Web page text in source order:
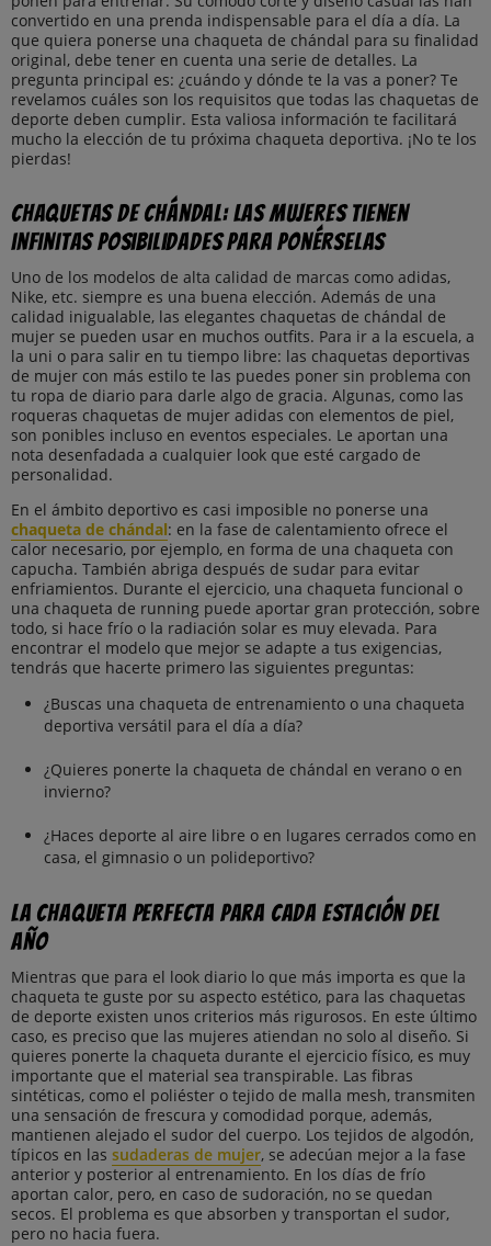
convertido en una prenda indispensable para el día a día. La
que quiera ponerse una chaqueta de chándal para su finalidad
original, debe tener en cuenta una serie de detalles. La
pregunta principal es: ¿cuándo y dónde te la vas a poner? Te
revelamos cuáles son los requisitos que todas las chaquetas de
deporte deben cumplir. Esta valiosa información te facilitará
mucho la elección de tu próxima chaqueta deportiva. ¡No te los
pierdas!
Chaquetas de chándal: las mujeres tienen
infinitas posibilidades para ponérselas
Uno de los modelos de alta calidad de marcas como adidas,
Nike, etc. siempre es una buena elección. Además de una
calidad inigualable, las elegantes chaquetas de chándal de
mujer se pueden usar en muchos outfits. Para ir a la escuela, a
la uni o para salir en tu tiempo libre: las chaquetas deportivas
de mujer con más estilo te las puedes poner sin problema con
tu ropa de diario para darle algo de gracia. Algunas, como las
roqueras chaquetas de mujer adidas con elementos de piel,
son ponibles incluso en eventos especiales. Le aportan una
nota desenfadada a cualquier look que esté cargado de
personalidad.
En el ámbito deportivo es casi imposible no ponerse una
chaqueta de chándal: en la fase de calentamiento ofrece el
calor necesario, por ejemplo, en forma de una chaqueta con
capucha. También abriga después de sudar para evitar
enfriamientos. Durante el ejercicio, una chaqueta funcional o
una chaqueta de running puede aportar gran protección, sobre
todo, si hace frío o la radiación solar es muy elevada. Para
encontrar el modelo que mejor se adapte a tus exigencias,
tendrás que hacerte primero las siguientes preguntas:
¿Buscas una chaqueta de entrenamiento o una chaqueta
deportiva versátil para el día a día?
¿Quieres ponerte la chaqueta de chándal en verano o en
invierno?
¿Haces deporte al aire libre o en lugares cerrados como en
casa, el gimnasio o un polideportivo?
La chaqueta perfecta para cada estación del
año
Mientras que para el look diario lo que más importa es que la
chaqueta te guste por su aspecto estético, para las chaquetas
de deporte existen unos criterios más rigurosos. En este último
caso, es preciso que las mujeres atiendan no solo al diseño. Si
quieres ponerte la chaqueta durante el ejercicio físico, es muy
importante que el material sea transpirable. Las fibras
sintéticas, como el poliéster o tejido de malla mesh, transmiten
una sensación de frescura y comodidad porque, además,
mantienen alejado el sudor del cuerpo. Los tejidos de algodón,
típicos en las sudaderas de mujer, se adecúan mejor a la fase
anterior y posterior al entrenamiento. En los días de frío
aportan calor, pero, en caso de sudoración, no se quedan
secos. El problema es que absorben y transportan el sudor,
pero no hacia fuera.